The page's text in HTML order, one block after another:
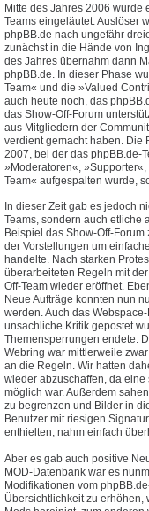
Mitte des Jahres 2006 wurde
Teams eingeläutet. Auslöser
phpBB.de nach ungefähr
zunächst in die Hände von
des Jahres übernahm dann
phpBB.de. In dieser Phase
Team« und die »Valued
auch heute noch, das
das Show-Off-Forum
aus Mitgliedern der
verdient gemacht haben. Die
2007, bei der das phpBB.de-
»Moderatoren«, »Supporter«,
Team« aufgespalten wurde,
In dieser Zeit gab es jedoch
Teams, sondern auch etliche
Beispiel das Show-Off-
der Vorstellungen um
handelte. Nach starken
überarbeiteten Regeln mit
Off-Team wieder eröffnet.
Neue Aufträge konnten nun
werden. Auch das
unsachliche Kritik gepostet
Themensperrungen endete.
Webring war mittlerweile
an die Regeln. Wir hatten
wieder abzuschaffen, da
möglich war. Außerdem
zu begrenzen und Bilder in
Benutzer mit riesigen
enthielten, nahm einfach
Aber es gab auch positive
MOD-Datenbank war es
Modifikationen vom
Übersichtlichkeit zu erhöhen,